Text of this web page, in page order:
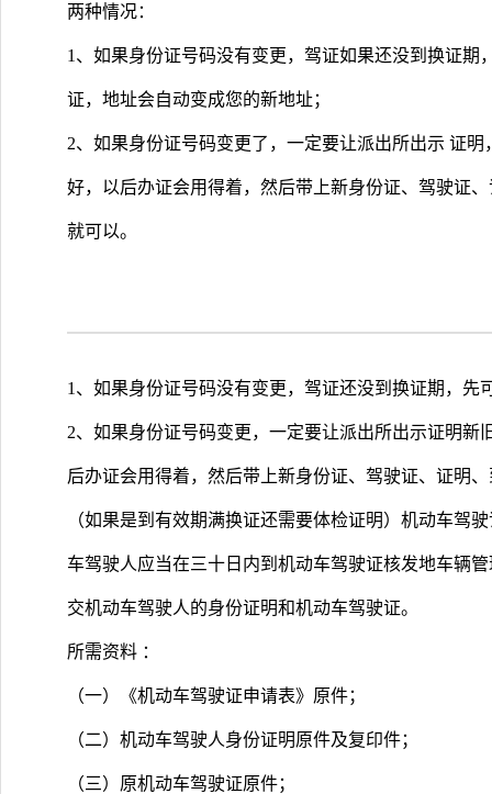
两种情况：
1、如果身份证号码没有变更，驾证如果还没到换证期
证，地址会自动变成您的新地址；
2、如果身份证号码变更了，一定要让派出所出示 证
好，以后办证会用得着，然后带上新身份证、驾驶证
就可以。
1、如果身份证号码没有变更，驾证还没到换证期，先
2、如果身份证号码变更，一定要让派出所出示证明
后办证会用得着，然后带上新身份证、驾驶证、证明
（如果是到有效期满换证还需要体检证明）机动车驾
车驾驶人应当在三十日内到机动车驾驶证核发地车辆
交机动车驾驶人的身份证明和机动车驾驶证。
所需资料 ：
（一）《机动车驾驶证申请表》原件；
（二）机动车驾驶人身份证明原件及复印件；
（三）原机动车驾驶证原件；